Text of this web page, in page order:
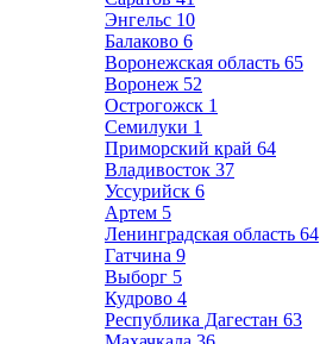
Энгельс 10
Балаково 6
Воронежская область 65
Воронеж 52
Острогожск 1
Семилуки 1
Приморский край 64
Владивосток 37
Уссурийск 6
Артем 5
Ленинградская область 64
Гатчина 9
Выборг 5
Кудрово 4
Республика Дагестан 63